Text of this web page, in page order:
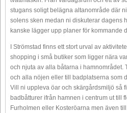
stugans soligt belägna altanområde där
solens sken medan ni diskuterar dagens
kanske lägger upp planer för kommande
I Strömstad finns ett stort urval av
shopping i små butiker som ligger nära
och njuta av alla båtarna i hamnområdet.
och alla nöjen eller till badplatserna som
Vill ni uppleva öar och skärgårdsmiljö så
badbåtturer ifrån hamnen i centrum ut till
Furholmen eller Kosteröarna men även